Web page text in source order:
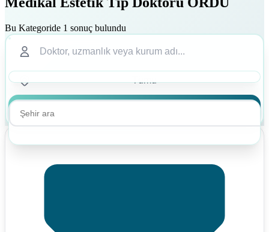
Bu Kategoride 1 sonuç bulundu